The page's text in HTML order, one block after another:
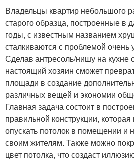
Владельцы квартир небольшого
старого образца, построенные в
годы, с известным названием
сталкиваются с проблемой очень
Сделав антресоль/нишу на кухне
настоящий хозяин сможет
площади в создание
различных вещей и экономии
Главная задача состоит в
правильной конструкции,
опускать потолок в помещении и
своим жителям. Также можно
цвет потолка, что создаст